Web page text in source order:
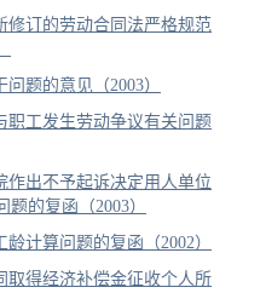
修订的劳动合同法严格规范
题的意见（2003）
职工发生劳动争议有关问题
作出不予起诉决定用人单位
的复函（2003）
计算问题的复函（2002）
取得经济补偿金征收个人所